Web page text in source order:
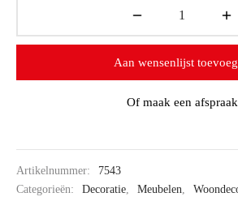
Aan wensenlijst
Of maak een afspraak
Artikelnummer:
7543
Categorieën:
Decoratie, Meubelen,